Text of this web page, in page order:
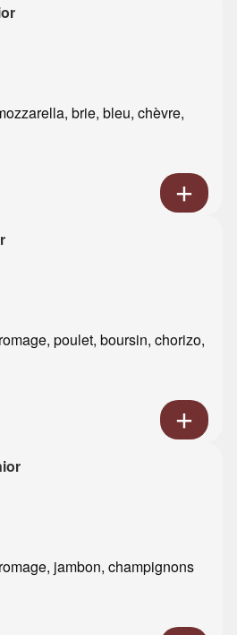
brie, bleu, chèvre,
poulet, boursin, chorizo,
jambon, champignons